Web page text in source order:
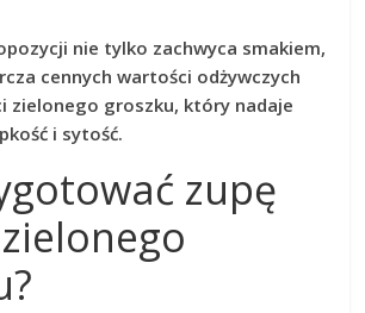
nie tylko zachwyca smakiem,
cennych wartości odżywczych
zielonego groszku, który nadaje
i sytość.
zupę